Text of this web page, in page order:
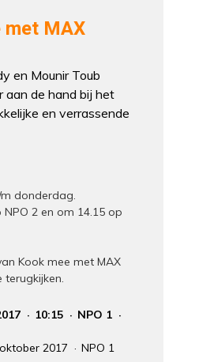
met MAX
en Mounir Toub
aan de hand bij het
en verrassende
donderdag.
NPO 2 en om 14.15 op
Kook mee met MAX
terugkijken.
10:15
NPO 1
2017
NPO 1